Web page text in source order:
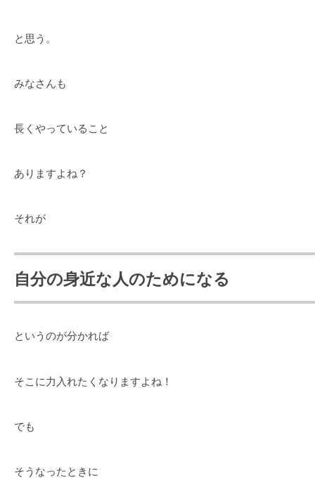
と思う。
みなさんも
長くやっていること
ありますよね？
それが
自分の身近な人のためになる
というのが分かれば
そこに力入れたくなりますよね！
でも
そうなったときに